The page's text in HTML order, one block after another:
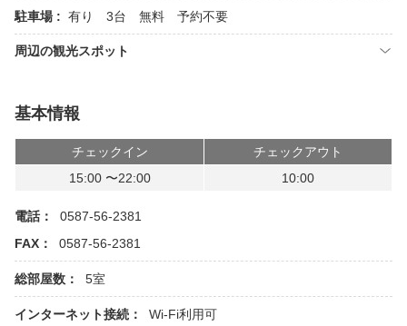
駐車場 : 有り 3台 無料 予約不要
周辺の観光スポット
基本情報
チェックイン
チェックアウト
15:00 〜22:00
10:00
電話：
0587-56-2381
FAX：
0587-56-2381
総部屋数： 5室
インターネット接続： Wi-Fi利用可